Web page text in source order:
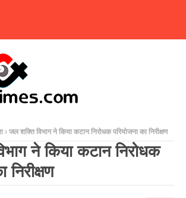
जल शक्ति विभाग ने किया कटान निरोधक परियोजना का निरीक्षण
ने किया कटान निरोधक
निरीक्षण